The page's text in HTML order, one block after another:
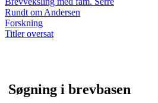
Rundt om Andersen
Forskning
Titler oversat
Søgning i brevbasen